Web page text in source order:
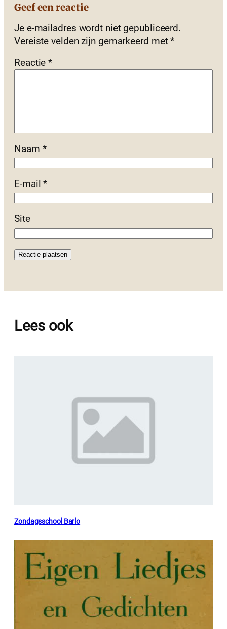
Geef een reactie
Je e-mailadres wordt niet gepubliceerd.
Vereiste velden zijn gemarkeerd met*
Reactie*
Naam *
E-mail*
Site
Lees ook
Zondagsschool Barlo